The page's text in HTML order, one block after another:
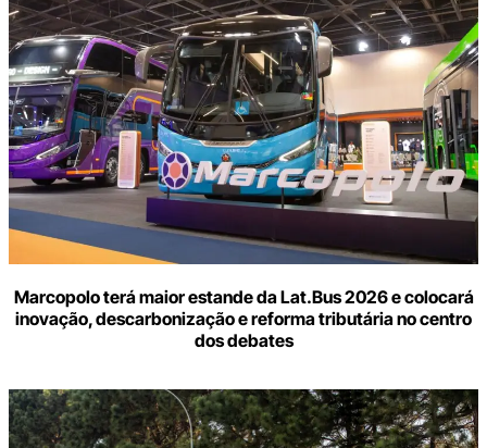
Marcopolo terá maior estande da Lat.Bus 2026 e colocará
inovação, descarbonização e reforma tributária no centro
dos debates